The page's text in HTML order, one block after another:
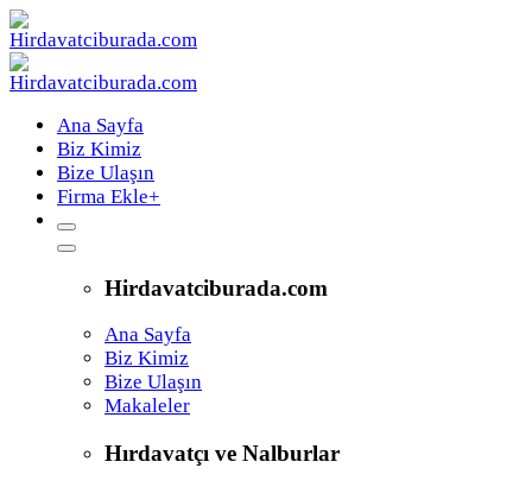
Ana Sayfa
Biz Kimiz
Bize Ulaşın
Firma Ekle+
Hirdavatciburada.com
Ana Sayfa
Biz Kimiz
Bize Ulaşın
Makaleler
Hırdavatçı ve Nalburlar